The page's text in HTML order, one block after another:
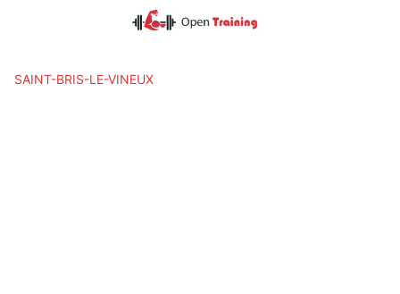
SAINT-BRIS-LE-VINEUX